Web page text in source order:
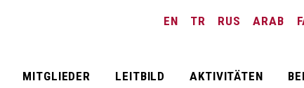
MITGLIEDER LEITBILD AKTIVITÄTEN
EN TR RUS ARAB